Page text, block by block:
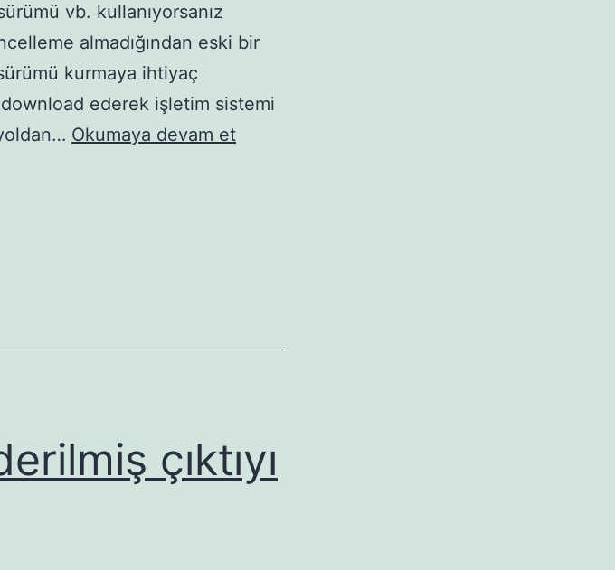
vb. kullanıyorsanız
almadığından eski bir
kurmaya ihtiyaç
ederek işletim sistemi
Okumaya devam etGradle
çıktıyı